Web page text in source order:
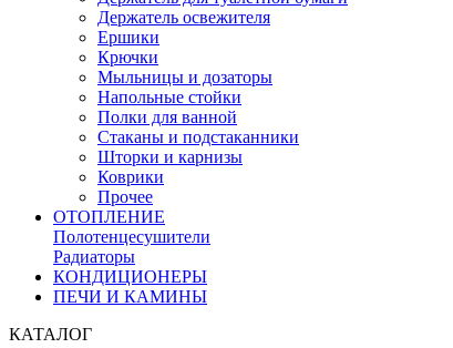
Держатель освежителя
Ершики
Крючки
Мыльницы и дозаторы
Напольные стойки
Полки для ванной
Стаканы и подстаканники
Шторки и карнизы
Коврики
Прочее
ОТОПЛЕНИЕ
Полотенцесушители
Радиаторы
КОНДИЦИОНЕРЫ
ПЕЧИ И КАМИНЫ
КАТАЛОГ